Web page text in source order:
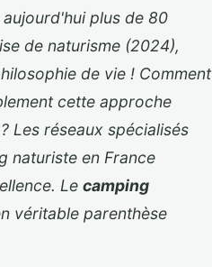
plus de 80
de naturisme (2024),
de vie ! Comment
cette approche
Les réseaux spécialisés
naturiste en France
Le camping
véritable parenthèse